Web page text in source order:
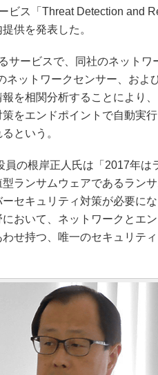
ビス「Threat Detection and
供を発表した。
サービスで、同社のネットワ
ネットワークセンサー、およ
を相関分析することにより
をエンドポイントで自動実
という。
の根岸正人氏は「2017年は
ランサムウェアであるラン
セキュリティ対策が必要に
おいて、ネットワークとエ
せ持つ、唯一のセキュリテ